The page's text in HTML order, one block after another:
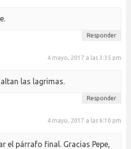
Responder
4 mayo, 2017 a las 3:35 pm
las lagrimas.
Responder
4 mayo, 2017 a las 6:10 pm
el párrafo final. Gracias Pepe,